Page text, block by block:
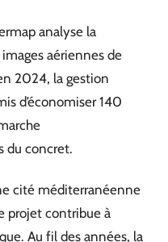
analyse la
aériennes de
2024, la gestion
d’économiser 140
du concret.
cité méditerranéenne
projet contribue à
Au fil des années, la